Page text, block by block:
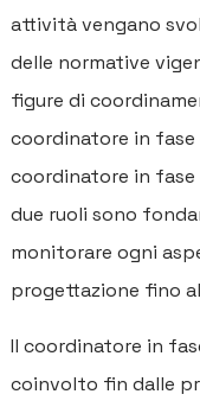
attività vengano
delle normative
figure di
coordinatore in fase
coordinatore in fase
due ruoli sono
monitorare ogni
progettazione fino
Il coordinatore in
coinvolto fin dalle